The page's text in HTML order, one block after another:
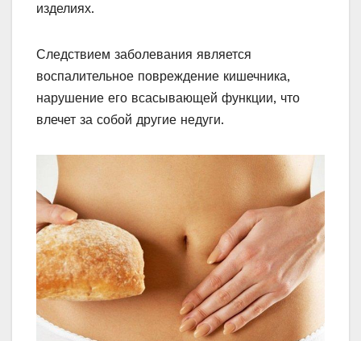
изделиях.
Следствием заболевания является
воспалительное повреждение кишечника,
нарушение его всасывающей функции, что
влечет за собой другие недуги.